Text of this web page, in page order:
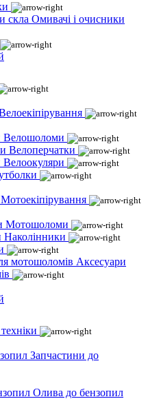
Омивачі і очисники
Велошоломи
Велоперчатки
Велоокуляри
Мотоекіпірування
Мотошоломи
Наколінники
Аксесуари
Запчастини до
Олива до бензопил